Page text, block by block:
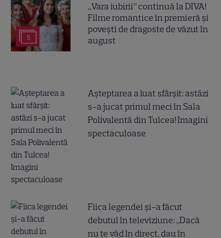
5
„Vara iubirii” continuă la DIVA!
Filme romantice în premieră și
povești de dragoste de văzut în
august
Așteptarea a luat sfârșit: astăzi
s-a jucat primul meci în Sala
Polivalentă din Tulcea! Imagini
spectaculoase
Fiica legendei și-a făcut
debutul în televiziune: „Dacă
nu te văd în direct, dau în